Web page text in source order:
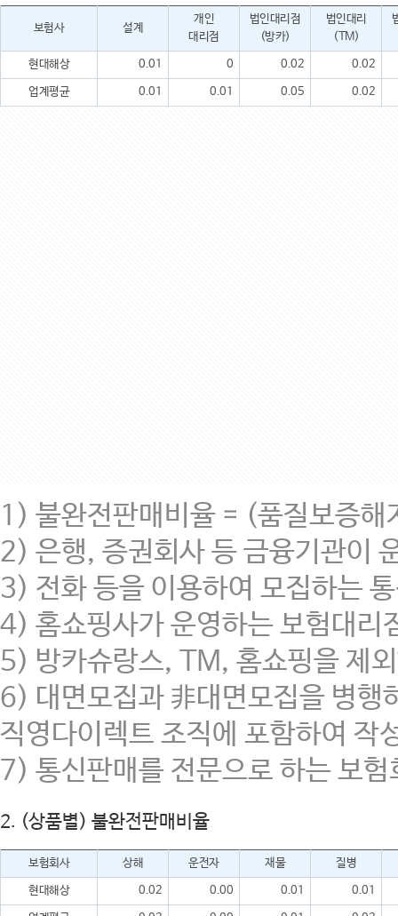
보험사 설계
개인
대리점
법인대리점
(방카)
법인대리
(TM)
현대해상 0.01 0 0.02 0.02
업계평균 0.01 0.01 0.05 0.02
1) 불완전판매비율 = (품질보증
2) 은행, 증권회사 등 금융기관이
3) 전화 등을 이용하여 모집하는
4) 홈쇼핑사가 운영하는 보험대리
5) 방카슈랑스, TM, 홈쇼핑을 제
6) 대면모집과 非대면모집을 병행
직영다이렉트 조직에 포함하여 작
7) 통신판매를 전문으로 하는 보
2. (상품별) 불완전판매비율
보험회사 상해 운전자 재물 질병
현대해상 0.02 0.00 0.01 0.01